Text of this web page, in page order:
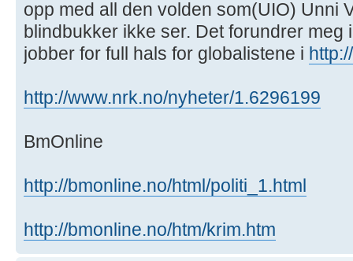
opp med all den volden som(UIO) Unni
blindbukker ikke ser. Det forundrer meg
jobber for full hals for globalistene i
http://www.nrk.no/nyheter/1.6296199
BmOnline
http://bmonline.no/html/politi_1.html
http://bmonline.no/htm/krim.htm